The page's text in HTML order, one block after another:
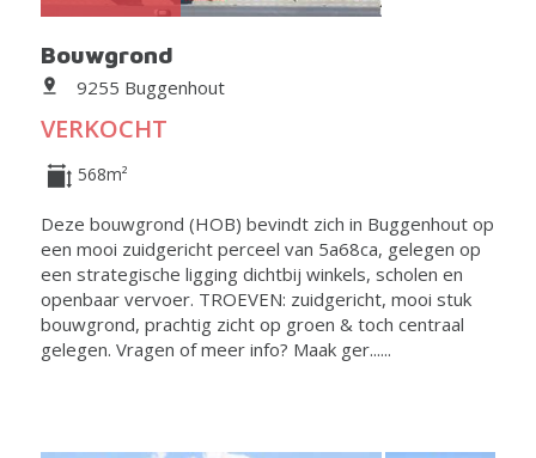
Bouwgrond
9255 Buggenhout
VERKOCHT
568m²
Deze bouwgrond (HOB) bevindt zich in Buggenhout op
een mooi zuidgericht perceel van 5a68ca, gelegen op
een strategische ligging dichtbij winkels, scholen en
openbaar vervoer. TROEVEN: zuidgericht, mooi stuk
bouwgrond, prachtig zicht op groen & toch centraal
gelegen. Vragen of meer info? Maak ger......